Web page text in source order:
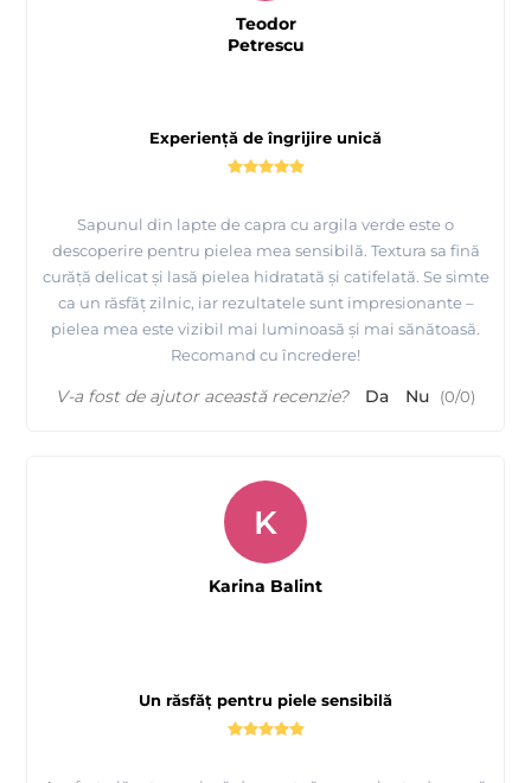
Experiență de îngrijire unică
Sapunul din lapte de capra cu argila verde este o
descoperire pentru pielea mea sensibilă. Textura sa fină
curăță delicat și lasă pielea hidratată și catifelată. Se simte
ca un răsfăț zilnic, iar rezultatele sunt impresionante –
pielea mea este vizibil mai luminoasă și mai sănătoasă.
Recomand cu încredere!
Teodor
Petrescu
V-a fost de ajutor această recenzie? Da Nu (0/0)
Un răsfăț pentru piele sensibilă
K
Karina Balint